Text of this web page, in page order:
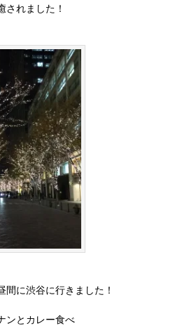
されました！
間に渋谷に行きました！
ンとカレー食べ